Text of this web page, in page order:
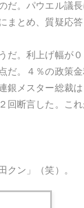
だ。パウエル議
まとめ、質疑応
だ。利上げ幅が
だ。４％の政策
銀メスター総裁
回断言した。こ
クン」（笑）。